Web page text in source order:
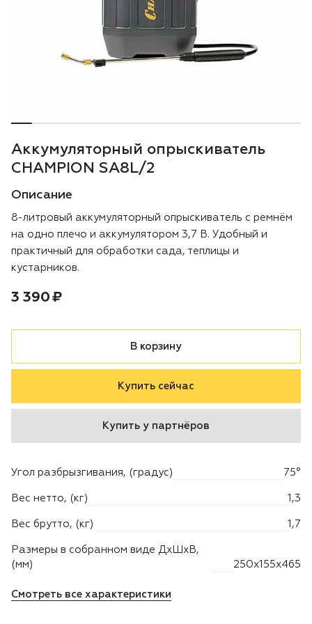
Триммеры
Генераторы
Скарификаторы
Мотопомпы
Подметальные машины
Строительная техника
Культиваторы
Техника PRO
Дровоколы
Станки заточные
Аккумуляторный опрыскиватель
CHAMPION SA8L/2
Описание
8-литровый аккумуляторный опрыскиватель с ремнём
на одно плечо и аккумулятором 3,7 В. Удобный и
практичный для обработки сада, теплицы и
кустарников.
В корзину
Купить сейчас
Купить у партнёров
Угол разбрызгивания, (градус) 75°
Вес нетто, (кг) 1,3
Вес брутто, (кг) 1,7
Размеры в собранном виде ДхШхВ,
(мм)
250х155х465
Смотреть все характеристики
Цена:
3 390 ₽рублей